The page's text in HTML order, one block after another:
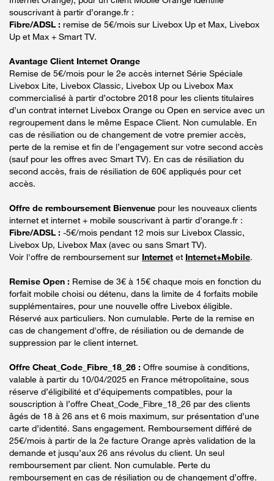
souscrivant à partir d’orange.fr :
Fibre/ADSL : remise de 5€/mois sur Livebox Up et Max, Livebox
Up et Max + Smart TV.
Avantage Client Internet Orange
Remise de 5€/mois pour le 2e accès internet Série Spéciale
Livebox Lite, Livebox Classic, Livebox Up ou Livebox Max
commercialisé à partir d’octobre 2018 pour les clients titulaires
d’un contrat internet Livebox Orange ou Open en service avec un
regroupement dans le même Espace Client. Non cumulable. En
cas de résiliation ou de changement de votre premier accès,
perte de la remise et fin de l’engagement sur votre second accès
(sauf pour les offres avec Smart TV). En cas de résiliation du
second accès, frais de résiliation de 60€ appliqués pour cet
accès.
Offre de remboursement Bienvenue pour les nouveaux clients
internet et internet + mobile souscrivant à partir d’orange.fr :
Fibre/ADSL : -5€/mois pendant 12 mois sur Livebox Classic,
Livebox Up, Livebox Max (avec ou sans Smart TV).
Voir l'offre de remboursement sur Internet et Internet+Mobile.
Remise Open : Remise de 3€ à 15€ chaque mois en fonction du
forfait mobile choisi ou détenu, dans la limite de 4 forfaits mobile
supplémentaires, pour une nouvelle offre Livebox éligible.
Réservé aux particuliers. Non cumulable. Perte de la remise en
cas de changement d'offre, de résiliation ou de demande de
suppression par le client internet.
Offre Cheat_Code_Fibre_18_26 : Offre soumise à conditions,
valable à partir du 10/04/2025 en France métropolitaine, sous
réserve d’éligibilité et d’équipements compatibles, pour la
souscription à l’offre Cheat_Code_Fibre_18_26 par des clients
âgés de 18 à 26 ans et 6 mois maximum, sur présentation d’une
carte d’identité. Sans engagement. Remboursement différé de
25€/mois à partir de la 2e facture Orange après validation de la
demande et jusqu’aux 26 ans révolus du client. Un seul
remboursement par client. Non cumulable. Perte du
remboursement en cas de résiliation ou de changement d’offre.